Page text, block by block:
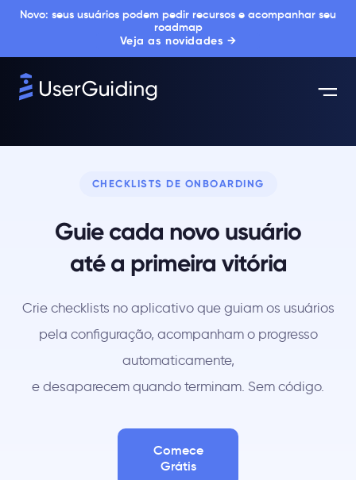
Novo: seus usuários podem pedir recursos e acompanhar seu
roadmap
Veja as novidades →
CHECKLISTS DE ONBOARDING
Guie cada novo usuário
até a primeira vitória
Crie checklists no aplicativo que guiam os usuários
pela configuração, acompanham o progresso
automaticamente,
e desaparecem quando terminam. Sem código.
Comece
Grátis